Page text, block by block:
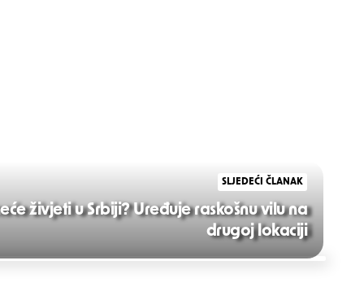
SLJEDEĆI ČLANAK
živjeti u Srbiji? Uređuje raskošnu vilu na
drugoj lokaciji